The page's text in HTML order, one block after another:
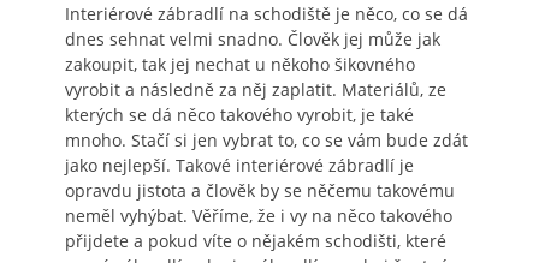
Interiérové zábradlí na schodiště je něco, co se dá
dnes sehnat velmi snadno. Člověk jej může jak
zakoupit, tak jej nechat u někoho šikovného
vyrobit a následně za něj zaplatit. Materiálů, ze
kterých se dá něco takového vyrobit, je také
mnoho. Stačí si jen vybrat to, co se vám bude zdát
jako nejlepší. Takové interiérové zábradlí je
opravdu jistota a člověk by se něčemu takovému
neměl vyhýbat. Věříme, že i vy na něco takového
přijdete a pokud víte o nějakém schodišti, které